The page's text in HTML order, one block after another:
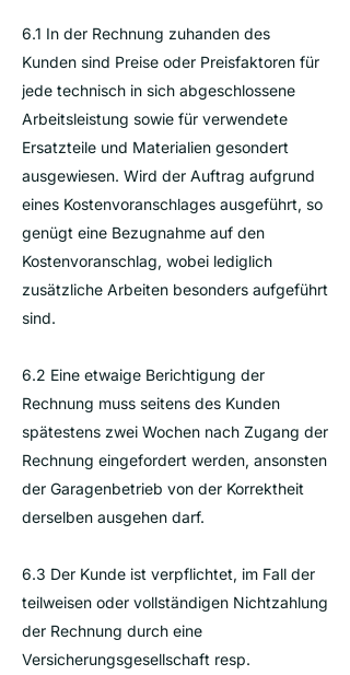
6.1 In der Rechnung zuhanden des
Kunden sind Preise oder Preisfaktoren für
jede technisch in sich abgeschlossene
Arbeitsleistung sowie für verwendete
Ersatzteile und Materialien gesondert
ausgewiesen. Wird der Auftrag aufgrund
eines Kostenvoranschlages ausgeführt, so
genügt eine Bezugnahme auf den
Kostenvoranschlag, wobei lediglich
zusätzliche Arbeiten besonders aufgeführt
sind.
6.2 Eine etwaige Berichtigung der
Rechnung muss seitens des Kunden
spätestens zwei Wochen nach Zugang der
Rechnung eingefordert werden, ansonsten
der Garagenbetrieb von der Korrektheit
derselben ausgehen darf.
6.3 Der Kunde ist verpflichtet, im Fall der
teilweisen oder vollständigen Nichtzahlung
der Rechnung durch eine
Versicherungsgesellschaft resp.